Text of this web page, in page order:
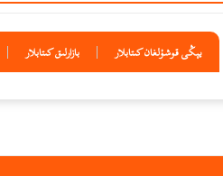
يېڭى قوشۇلغان كىتابلار بازارلىق كىتابلار